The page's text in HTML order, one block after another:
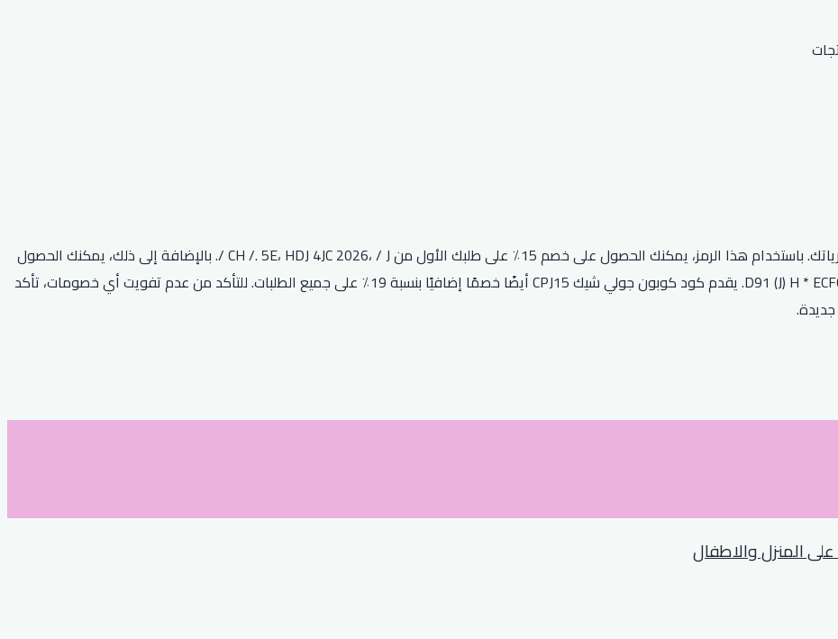
كود خصم جولي شيك أفنان الباتل طريقة رائعة للتوفير على مشترياتك. باستخدام هذا الرمز، يمكنك الحصول على خصم 15٪ على طلبك الأول من CH /. 5E، HDJ 4JC 2026، / J /. بالإضافة إلى ذلك، يمكنك الحصول
على خصم 50٪ على الطلبات التي تزيد عن 500 D91 (J) H * ECFC EF ‘D-5HD 9DI. يقدم كود كوبون جولي شيك CPJ15 أيضًا خصمًا إضافيًا بنسبة 19٪ على جميع الطلبات. للتأكد من عدم تفويت أي خصومات، تأكد